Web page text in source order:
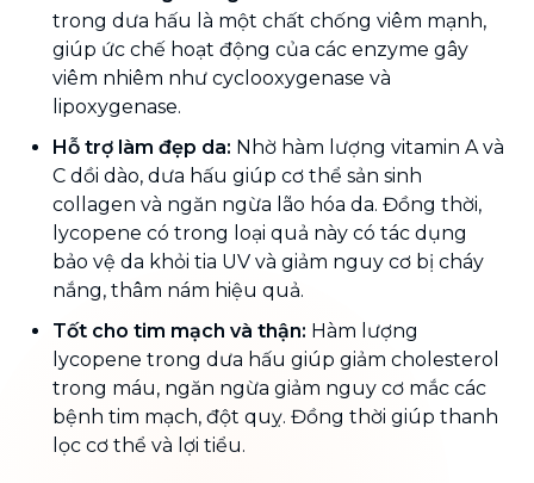
trong dưa hấu là một chất chống viêm mạnh,
giúp ức chế hoạt động của các enzyme gây
viêm nhiêm như cyclooxygenase và
lipoxygenase.
Hỗ trợ làm đẹp da: Nhờ hàm lượng vitamin A và
C dồi dào, dưa hấu giúp cơ thể sản sinh
collagen và ngăn ngừa lão hóa da. Đồng thời,
lycopene có trong loại quả này có tác dụng
bảo vệ da khỏi tia UV và giảm nguy cơ bị cháy
nắng, thâm nám hiệu quả.
Tốt cho tim mạch và thận: Hàm lượng
lycopene trong dưa hấu giúp giảm cholesterol
trong máu, ngăn ngừa giảm nguy cơ mắc các
bệnh tim mạch, đột quỵ. Đồng thời giúp thanh
lọc cơ thể và lợi tiểu.